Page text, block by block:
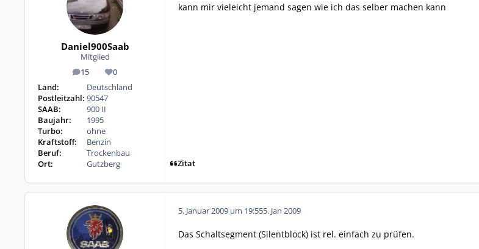
Daniel900Saab
Mitglied
15
Beiträge 0
Reputation
Land:
Deutschland
Postleitzahl: 90547
SAAB:
900 II
Baujahr:
1995
Turbo:
ohne
Kraftstoff:
Benzin
Beruf:
Trockenbau
Ort:
Gutzberg
kann mir vieleicht jemand sagen wie ich das selber machen kann
Zitat
5. Januar 2009 um 19:555. Jan 2009
Das Schaltsegment (Silentblock) ist rel. einfach zu prüfen.